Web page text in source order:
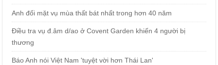
Anh đối mặt vụ mùa thất bát nhất trong hơn 40 năm
Điều tra vụ đ.âm d/ao ở Covent Garden khiến 4 người bị
thương
Báo Anh nói Việt Nam 'tuyệt vời hơn Thái Lan'